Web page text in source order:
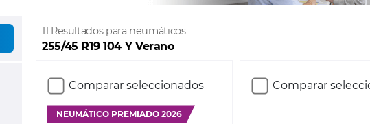
11 Resultados para neumáticos
255/45 R19 104 Y Verano
Comparar seleccionados
NEUMÁTICO PREMIADO 2026
Comparar